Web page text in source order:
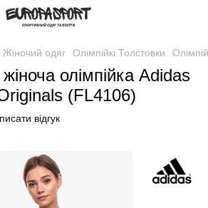
Жіночий одяг Олімпійкі Толстовки
олімпійка Adidas
(FL4106)
відгук